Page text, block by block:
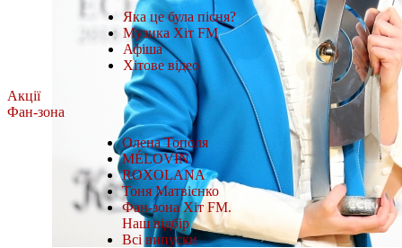
Яка це була пісня?
Музика Хіт FM
Афіша
Хітове відео
Акції
Фан-зона
Олена Тополя
MÉLOVIN
ROXOLANA
Тоня Матвієнко
Фан-зона Хіт FM.
Наш відбір
Всі випуски